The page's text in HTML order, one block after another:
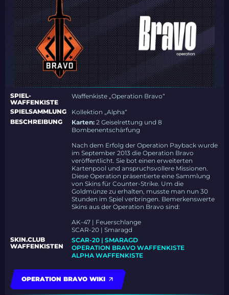
SPIEL-
WAFFENKISTE
Waffenkiste „Operation Bravo“
SPIELSAMMLUNG
Kollektion „Alpha“
BESCHREIBUNG
Karten: 2 Geiselrettung und 8
Bombenentschärfung
Nach dem Erfolg der Operation Payback wurde
im September 2013 die Operation Bravo
veröffentlicht. Sie bot einen erweiterten
Kartenpool und anspruchsvollere Missionen.
Diese Operation präsentierte eine Sammlung
von Skins für Counter-Strike. Um die
Goldmünze zu erhalten, musste man nun 30
Stunden im Spiel verbringen. Bemerkenswerte
Skins aus der Operation Bravo sind:
AK-47 | Feuerschlange
SCAR-20 | Smaragd
SKIN.CLUB
WAFFENKISTEN
SCAR-20 | SMARAGD
OPERATION BRAVO WAFFENKISTE
ALPHA WAFFENKISTE
OPERATION BRAVO WIKI